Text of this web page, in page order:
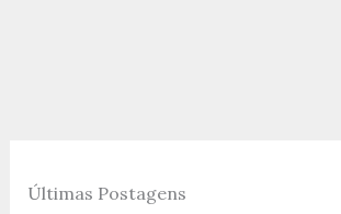
Últimas Postagens